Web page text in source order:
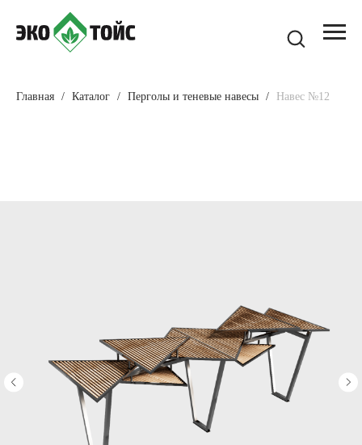
Главная Каталог Перголы и теневые навесы Навес №12